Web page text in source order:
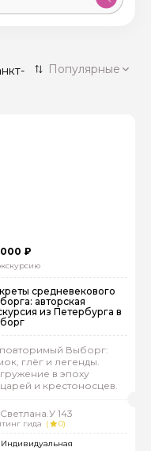
50 экскурсий
Популярные
₽
средневекового
авторская
из Петербурга в
Выборг:
глёг и легенды.
в эпоху
и крестоносцев.
Светлана.У 143
гида (
0)
Индивидуальная